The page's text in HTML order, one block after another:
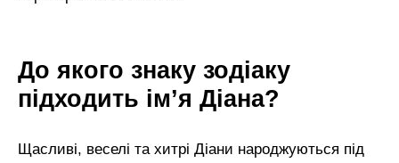
До якого знаку зодіаку
підходить ім’я Діана?
Щасливі, веселі та хитрі Діани народжуються під